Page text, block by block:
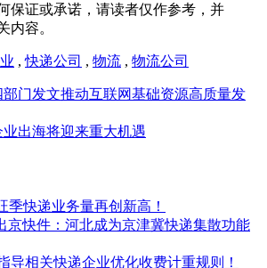
保证或承诺，请读者仅作参考，并
内容。
,快递公司 , 物流 , 物流公司
部门发文推动互联网基础资源高质量发
出海将迎来重大机遇
季快递业务量再创新高！
京快件：河北成为京津冀快递集散功能
导相关快递企业优化收费计重规则！